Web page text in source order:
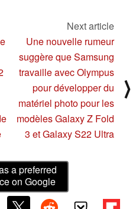
Next article
Une nouvelle rumeur
suggère que Samsung
travaille avec Olympus
pour développer du
matériel photo pour les
modèles Galaxy Z Fold
3 et Galaxy S22 Ultra
⟩
a preferred
on Google